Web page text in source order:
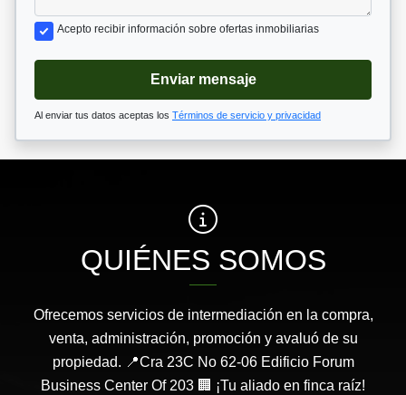
Acepto recibir información sobre ofertas inmobiliarias
Enviar mensaje
Al enviar tus datos aceptas los Términos de servicio y privacidad
QUIÉNES SOMOS
Ofrecemos servicios de intermediación en la compra,
venta, administración, promoción y avaluó de su
propiedad. 📍Cra 23C No 62-06 Edificio Forum
Business Center Of 203 🏢 ¡Tu aliado en finca raíz!